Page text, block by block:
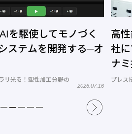
を駆使してモノづく
ステムを開発する─オ
光る！塑性加工分野の
2026.07.16
高
社
ナ
プレス